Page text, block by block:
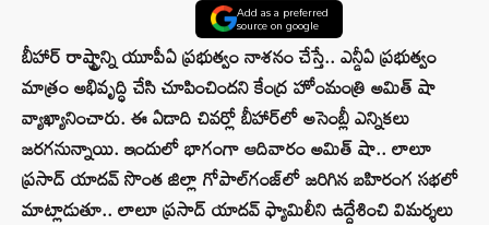
Add as a preferred
source on google
బీహార్ రాష్ట్రాన్ని యూపీఏ ప్రభుత్వం నాశనం చేస్తే.. ఎన్డీఏ ప్రభుత్వం
మాత్రం అభివృద్ధి చేసి చూపించిందని కేంద్ర హోంమంత్రి అమిత్ షా
వ్యాఖ్యానించారు. ఈ ఏడాది చివర్లో బీహార్‌లో అసెంబ్లీ ఎన్నికలు
జరగనున్నాయి. ఇందులో భాగంగా ఆదివారం అమిత్ షా.. లాలూ
ప్రసాద్ యాదవ్ సొంత జిల్లా గోపాల్‌గంజ్‌లో జరిగిన బహిరంగ సభలో
మాట్లాడుతూ.. లాలూ ప్రసాద్ యాదవ్ ఫ్యామిలీని ఉద్దేశించి విమర్శలు